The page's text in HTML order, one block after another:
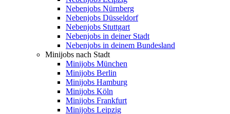
Nebenjobs Nürnberg
Nebenjobs Düsseldorf
Nebenjobs Stuttgart
Nebenjobs in deiner Stadt
Nebenjobs in deinem Bundesland
Minijobs nach Stadt
Minijobs München
Minijobs Berlin
Minijobs Hamburg
Minijobs Köln
Minijobs Frankfurt
Minijobs Leipzig